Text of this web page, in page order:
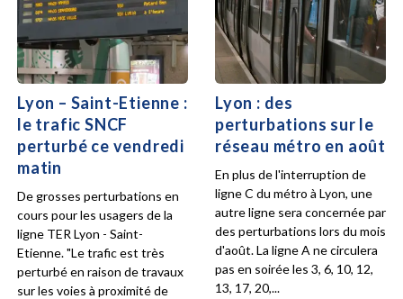
Lyon – Saint-Etienne :
le trafic SNCF
perturbé ce vendredi
matin
De grosses perturbations en
cours pour les usagers de la
ligne TER Lyon - Saint-
Etienne. "Le trafic est très
perturbé en raison de travaux
sur les voies à proximité de
Lyon : des
perturbations sur le
réseau métro en août
En plus de l'interruption de
ligne C du métro à Lyon, une
autre ligne sera concernée par
des perturbations lors du mois
d'août. La ligne A ne circulera
pas en soirée les 3, 6, 10, 12,
13, 17, 20,...